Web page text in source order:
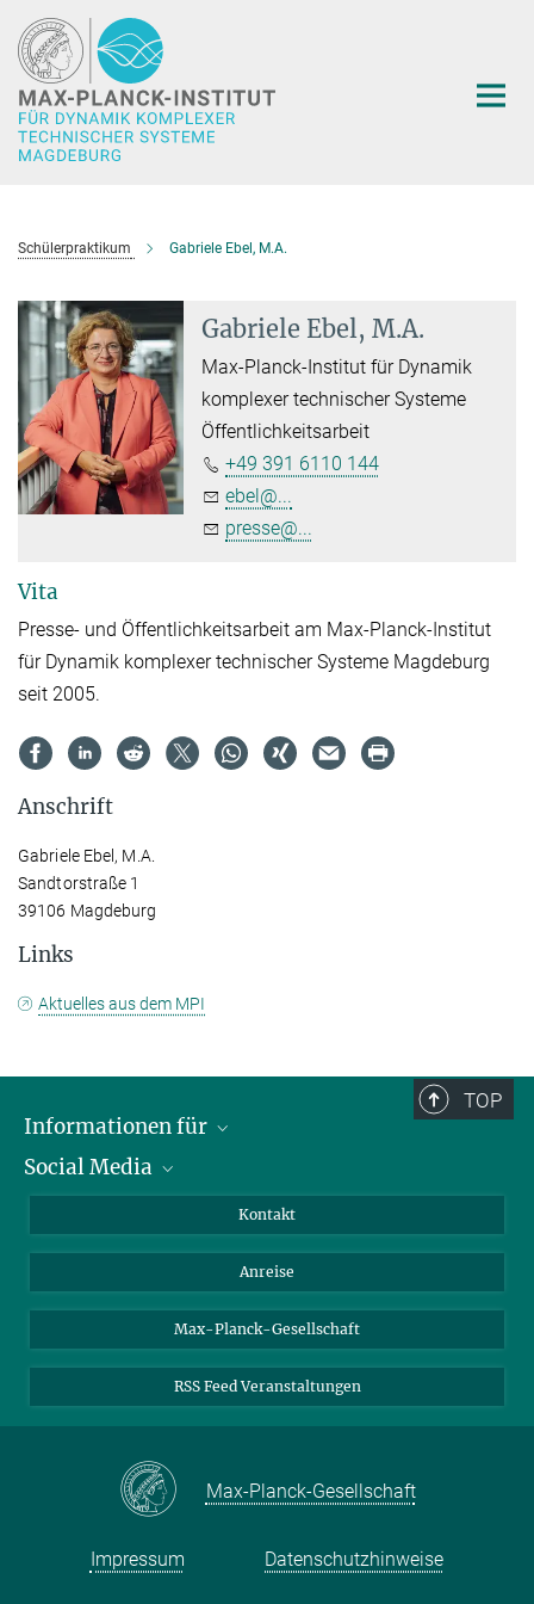
Hauptinhalt
Schülerpraktikum Gabriele Ebel, M.A.
Gabriele Ebel, M.A.
Max-Planck-Institut für Dynamik
komplexer technischer Systeme
Öffentlichkeitsarbeit
+49 391 6110 144
ebel@...
presse@...
Vita
Presse- und Öffentlichkeitsarbeit am Max-Planck-Institut
für Dynamik komplexer technischer Systeme Magdeburg
seit 2005.
Anschrift
Gabriele Ebel, M.A.
Sandtorstraße 1
39106 Magdeburg
Links
Aktuelles aus dem MPI
TOP
Informationen für
Wissenschaftlerinnen und Wissenschaftler
Bewerberinnen und Bewerber
Medienvertreter
Schülerinnen und Schüler
Social Media
YouTube
Mastodon
Kontakt
Anreise
Max-Planck-Gesellschaft
RSS Feed Veranstaltungen
Max-Planck-Gesellschaft
Impressum Datenschutzhinweise